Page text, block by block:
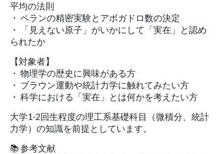
平均の法則
・ ペランの精密実験とアボガドロ数の決定
・ 「見えない原子」がいかにして「実在」と認め
られたか
【対象者】
・ 物理学の歴史に興味がある方
・ ブラウン運動や統計力学に触れてみたい方
・ 科学における「実在」とは何かを考えたい方
大学1-2回生程度の理工系基礎科目（微積分、統計
力学）の知識を前提としています。
📚 参考文献